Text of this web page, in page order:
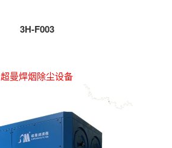
3H-F003
超曼焊烟除尘设备